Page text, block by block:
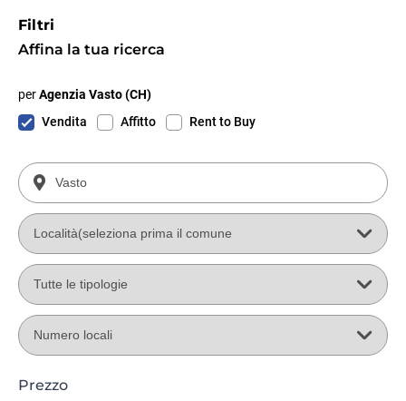
Filtri
Affina la tua ricerca
perAgenzia Vasto (CH)
Vendita
Affitto Rent to Buy
Prezzo